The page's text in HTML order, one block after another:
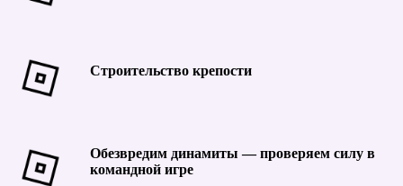
Строительство крепости
Обезвредим динамиты — проверяем силу в
командной игре